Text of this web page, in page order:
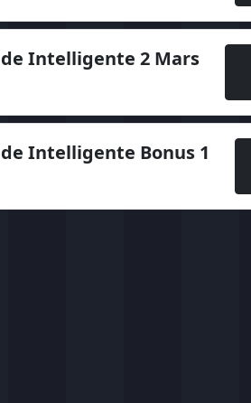
Intelligente 2 Mars
Intelligente Bonus 1